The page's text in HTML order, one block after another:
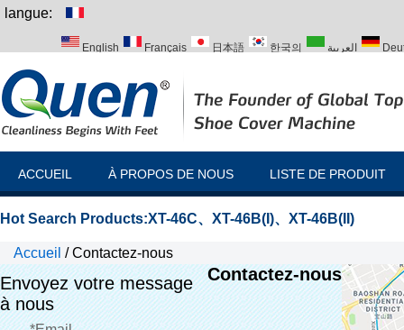
langue:
English Français 日本語 한국의 العربية
ACCUEIL À PROPOS DE NOUS LISTE DE PRODUIT
Hot Search Products:XT-46C、 XT-46B(I)、 XT-46B(II)
Accueil /Contactez-nous
Envoyez votre message
à nous
Contactez-nous